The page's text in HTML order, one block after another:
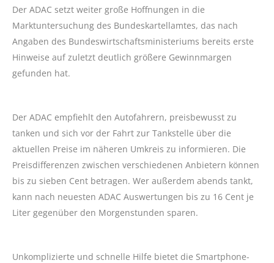
Der ADAC setzt weiter große Hoffnungen in die
Marktuntersuchung des Bundeskartellamtes, das nach
Angaben des Bundeswirtschaftsministeriums bereits erste
Hinweise auf zuletzt deutlich größere Gewinnmargen
gefunden hat.
Der ADAC empfiehlt den Autofahrern, preisbewusst zu
tanken und sich vor der Fahrt zur Tankstelle über die
aktuellen Preise im näheren Umkreis zu informieren. Die
Preisdifferenzen zwischen verschiedenen Anbietern können
bis zu sieben Cent betragen. Wer außerdem abends tankt,
kann nach neuesten ADAC Auswertungen bis zu 16 Cent je
Liter gegenüber den Morgenstunden sparen.
Unkomplizierte und schnelle Hilfe bietet die Smartphone-